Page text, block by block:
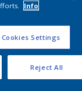
Info
Cookies Settings
Reject All